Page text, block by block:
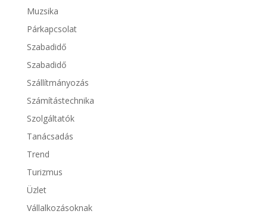
Muzsika
Párkapcsolat
Szabadidő
Szabadidő
Szállítmányozás
Számítástechnika
Szolgáltatók
Tanácsadás
Trend
Turizmus
Üzlet
Vállalkozásoknak